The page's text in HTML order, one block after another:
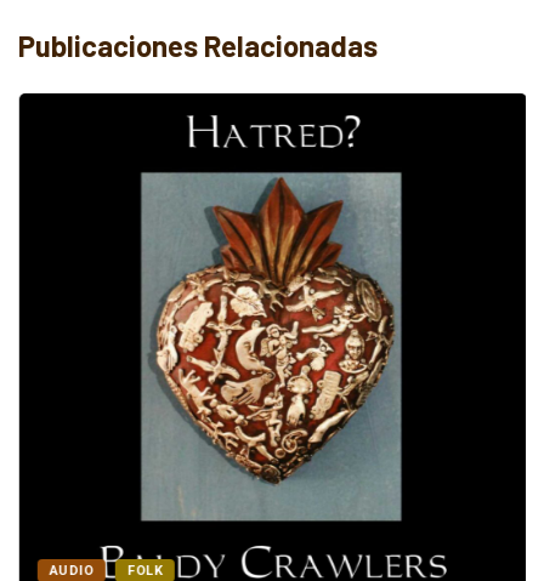
Publicaciones Relacionadas
AUDIO FOLK